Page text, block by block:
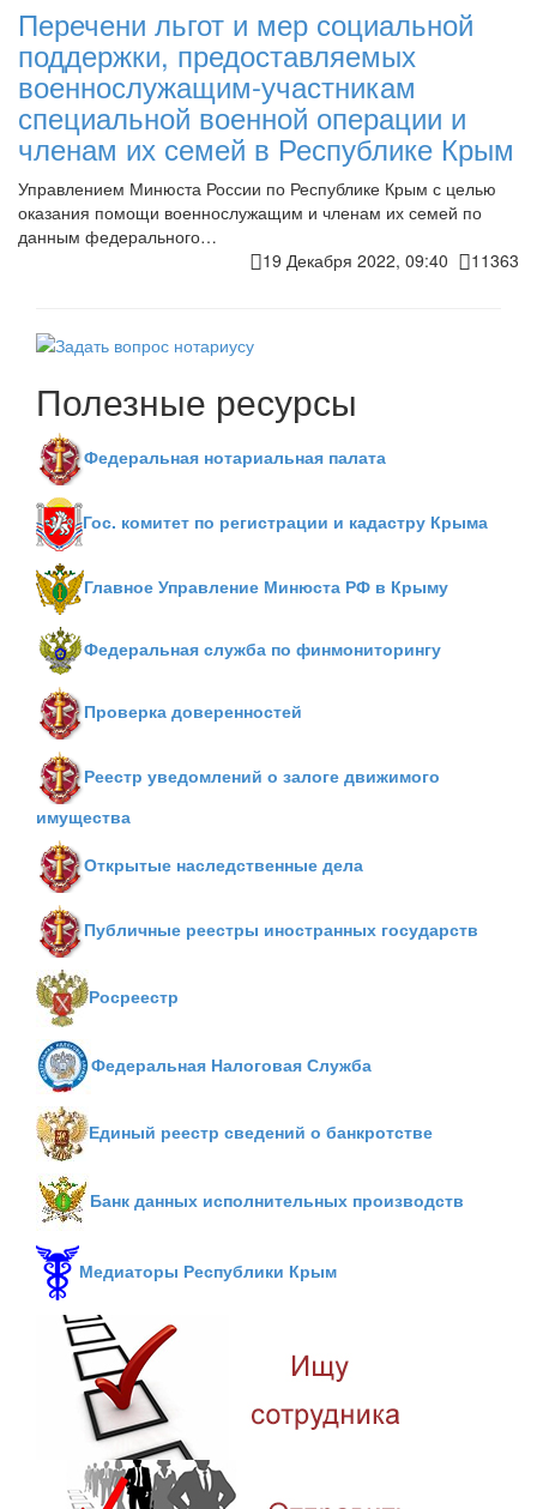
Перечени льгот и мер социальной
поддержки, предоставляемых
военнослужащим-участникам
специальной военной операции и
членам их семей в Республике Крым
Управлением Минюста России по Республике Крым с целью
оказания помощи военнослужащим и членам их семей по
данным федерального…
19 Декабря 2022, 09:40
11363
Полезные ресурсы
Федеральная нотариальная палата
Гос. комитет по регистрации и кадастру Крыма
Главное Управление Минюста РФ в Крыму
Федеральная служба по финмониторингу
Проверка доверенностей
Реестр уведомлений о залоге движимого
имущества
Открытые наследственные дела
Публичные реестры иностранных государств
Росреестр
Федеральная Налоговая Служба
Единый реестр сведений о банкротстве
Банк данных исполнительных производств
Медиаторы Республики Крым